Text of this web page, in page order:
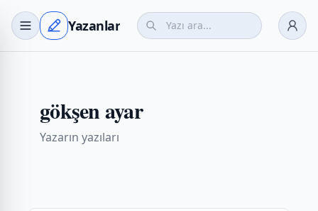
Yazanlar
gökşen ayar
Yazarın yazıları